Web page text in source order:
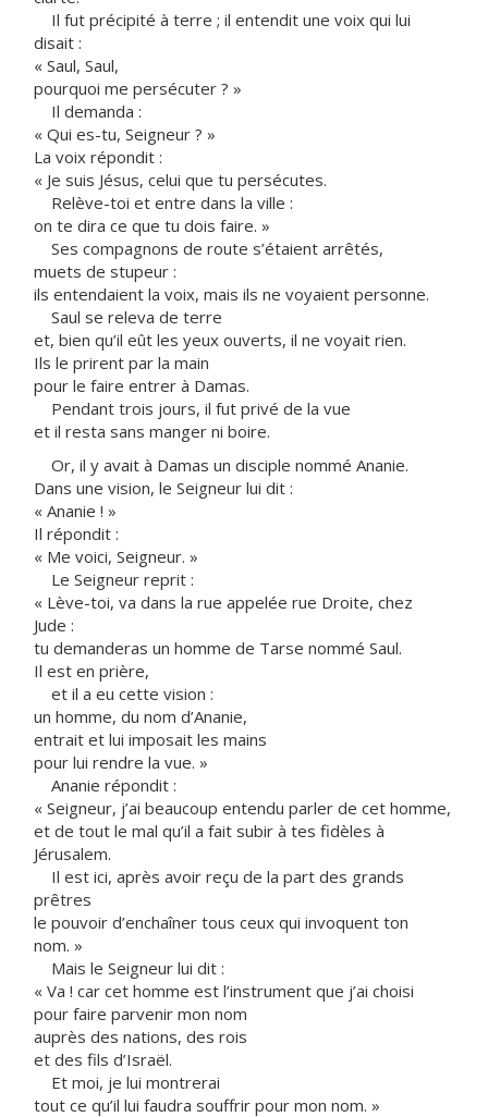
Il fut précipité à terre ; il entendit une voix qui lui
disait :
« Saul, Saul,
pourquoi me persécuter ? »
Il demanda :
« Qui es-tu, Seigneur ? »
La voix répondit :
« Je suis Jésus, celui que tu persécutes.
Relève-toi et entre dans la ville :
on te dira ce que tu dois faire. »
Ses compagnons de route s’étaient arrêtés,
muets de stupeur :
ils entendaient la voix, mais ils ne voyaient personne.
Saul se releva de terre
et, bien qu’il eût les yeux ouverts, il ne voyait rien.
Ils le prirent par la main
pour le faire entrer à Damas.
Pendant trois jours, il fut privé de la vue
et il resta sans manger ni boire.
Or, il y avait à Damas un disciple nommé Ananie.
Dans une vision, le Seigneur lui dit :
« Ananie ! »
Il répondit :
« Me voici, Seigneur. »
Le Seigneur reprit :
« Lève-toi, va dans la rue appelée rue Droite, chez
Jude :
tu demanderas un homme de Tarse nommé Saul.
Il est en prière,
et il a eu cette vision :
un homme, du nom d’Ananie,
entrait et lui imposait les mains
pour lui rendre la vue. »
Ananie répondit :
« Seigneur, j’ai beaucoup entendu parler de cet homme,
et de tout le mal qu’il a fait subir à tes fidèles à
Jérusalem.
Il est ici, après avoir reçu de la part des grands
prêtres
le pouvoir d’enchaîner tous ceux qui invoquent ton
nom. »
Mais le Seigneur lui dit :
« Va ! car cet homme est l’instrument que j’ai choisi
pour faire parvenir mon nom
auprès des nations, des rois
et des fils d’Israël.
Et moi, je lui montrerai
tout ce qu’il lui faudra souffrir pour mon nom. »